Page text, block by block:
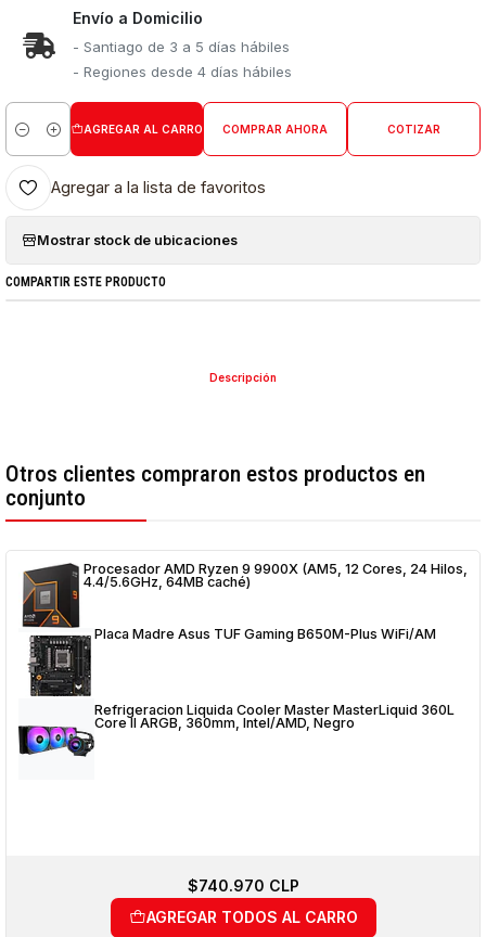
Envío a Domicilio
- Santiago de 3 a 5 días hábiles
- Regiones desde 4 días hábiles
Cantidad
AGREGAR AL CARRO COMPRAR AHORA COTIZAR
Agregar a la lista de favoritos
Mostrar stock de ubicaciones
COMPARTIR ESTE PRODUCTO
Descripción
Otros clientes compraron estos productos en
conjunto
Procesador AMD Ryzen 9 9900X (AM5, 12 Cores, 24 Hilos,
4.4/5.6GHz, 64MB caché)
Placa Madre Asus TUF Gaming B650M-Plus WiFi/AM
Refrigeracion Liquida Cooler Master MasterLiquid 360L
Core II ARGB, 360mm, Intel/AMD, Negro
$740.970 CLP
AGREGAR TODOS AL CARRO